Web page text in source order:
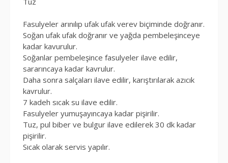
Fasulyeler arınılıp ufak ufak verev biçiminde doğranır.
Soğan ufak ufak doğranır ve yağda pembeleşinceye
kadar kavurulur.
Soğanlar pembeleşince fasulyeler ilave edilir,
sararıncaya kadar kavrulur.
Daha sonra salçaları ilave edilir, karıştırılarak azıcık
kavrulur.
7 kadeh sıcak su ilave edilir.
Fasulyeler yumuşayıncaya kadar pişirilir.
Tuz, pul biber ve bulgur ilave edilerek 30 dk kadar
pişirilir.
Sıcak olarak servis yapılır.